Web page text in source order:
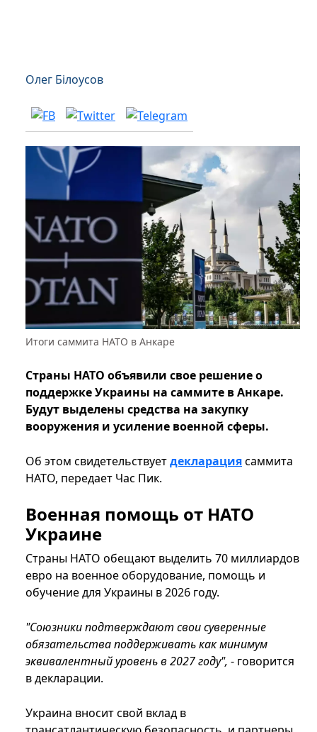
Олег Білоусов
Итоги саммита НАТО в Анкаре
Страны НАТО объявили свое решение о
поддержке Украины на саммите в Анкаре.
Будут выделены средства на закупку
вооружения и усиление военной сферы.
Об этом свидетельствуетдекларациясаммита
НАТО, передает Час Пик.
Военная помощь от НАТО
Украине
Страны НАТО обещают выделить 70 миллиардов
евро на военное оборудование, помощь и
обучение для Украины в 2026 году.
"Союзники подтверждают свои суверенные
обязательства поддерживать как минимум
эквивалентный уровень в 2027 году", - говорится
в декларации.
Украина вносит свой вклад в